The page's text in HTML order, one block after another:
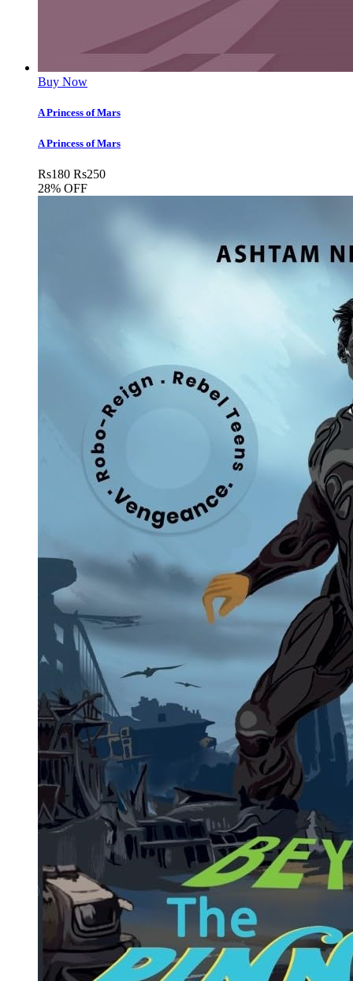
Buy Now
A Princess of Mars
A Princess of Mars
Rs180 Rs250
28% OFF